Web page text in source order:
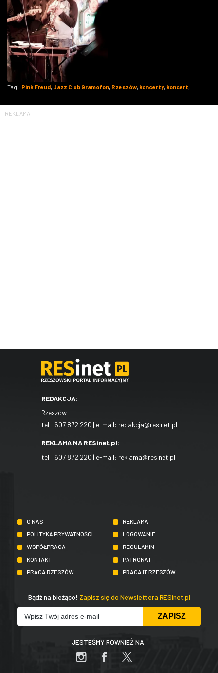
Tagi: Pink Freud, Jazz Club Gramofon, Rzeszów, koncerty, koncert,
REKLAMA
REDAKCJA:
Rzeszów
tel.: 607 872 220 | e-mail: redakcja@resinet.pl
REKLAMA NA RESinet.pl:
tel.: 607 872 220 | e-mail: reklama@resinet.pl
O NAS
REKLAMA
POLITYKA PRYWATNOŚCI
LOGOWANIE
WSPÓŁPRACA
REGULAMIN
KONTAKT
PATRONAT
PRACA RZESZÓW
PRACA IT RZESZÓW
Bądź na bieżąco! Zapisz się do Newslettera RESinet.pl
JESTEŚMY RÓWNIEŻ NA: